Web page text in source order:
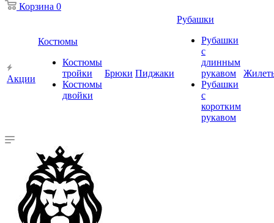
Корзина 0
Акции
Костюмы
Костюмы
тройки
Костюмы
двойки
Брюки Пиджаки
Рубашки
Рубашки
с
длинным
рукавом
Рубашки
с
коротким
рукавом